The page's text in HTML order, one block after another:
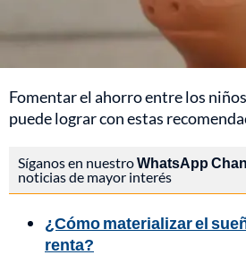
Fomentar el ahorro entre los
puede lograr con estas
Síganos en nuestroWhatsApp
noticias de mayor interés
¿Cómo materializar el
renta?